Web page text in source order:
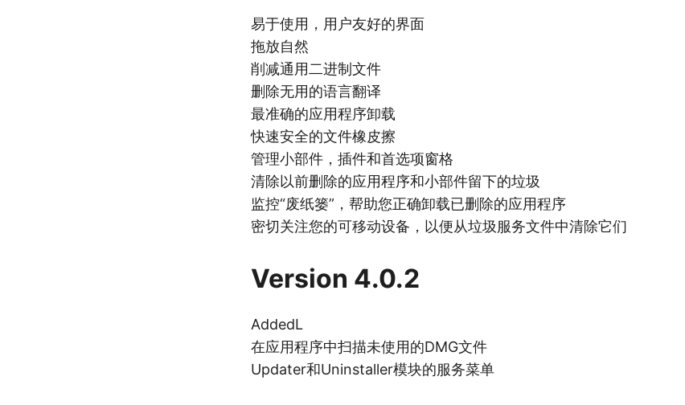
易于使用，用户友好的界面
拖放自然
削减通用二进制文件
删除无用的语言翻译
最准确的应用程序卸载
快速安全的文件橡皮擦
管理小部件，插件和首选项窗格
清除以前删除的应用程序和小部件留下的垃圾
监控“废纸篓”，帮助您正确卸载已删除的应用程序
密切关注您的可移动设备，以便从垃圾服务文件中清除它们
Version 4.0.2
AddedL
在应用程序中扫描未使用的DMG文件
Updater和Uninstaller模块的服务菜单